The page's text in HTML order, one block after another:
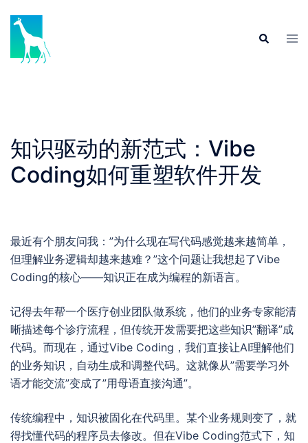
content
Search
知识驱动的新范式：Vibe
Coding如何重塑软件开发
最近有个朋友问我：”为什么现在写代码感觉越来越简单，
但理解业务逻辑却越来越难？”这个问题让我想起了Vibe
Coding的核心——知识正在成为编程的新语言。
记得去年帮一个医疗创业团队做系统，他们的业务专家能清
晰描述每个诊疗流程，但传统开发需要把这些知识”翻译”成
代码。而现在，通过Vibe Coding，我们直接让AI理解他们
的业务知识，自动生成和调整代码。这就像从”需要学习外
语才能交流”变成了”用母语直接沟通”。
传统编程中，知识被固化在代码里。某个业务规则变了，就
得找懂代码的程序员去修改。但在Vibe Coding范式下，知